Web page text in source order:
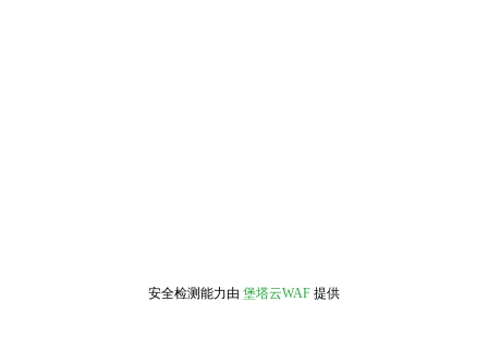
安全检测能力由 堡塔云WAF 提供